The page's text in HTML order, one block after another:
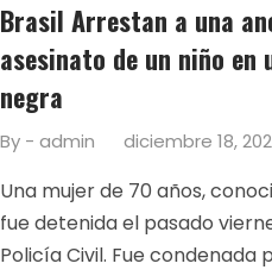
Brasil Arrestan a una
asesinato de un niño
negra
By - admin diciembre 18,
Una mujer de 70 años,
fue detenida el pasado
Policía Civil. Fue condenada